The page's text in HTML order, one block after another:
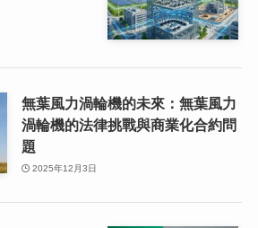
無葉風力渦輪機的未來：無葉風力
渦輪機的法律挑戰與商業化合約問
題
2025年12月3日